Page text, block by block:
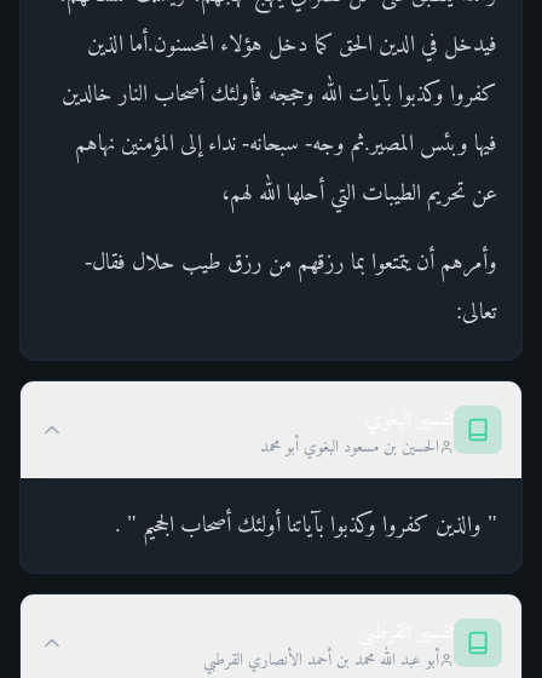
فيدخل في الدين الحق كما دخل هؤلاء المحسنون.أما الذين
كفروا وكذبوا بآيات الله وحججه فأولئك أصحاب النار خالدين
فيها وبئس المصير.ثم وجه- سبحانه- نداء إلى المؤمنين نهاهم
عن تحريم الطيبات التي أحلها الله لهم،
وأمرهم أن يتمتعوا بما رزقهم من رزق طيب حلال فقال-
تعالى:
الحسين بن مسعود البغوي أبو محمد
" والذين كفروا وكذبوا بآياتنا أولئك أصحاب الجحيم " .
أبو عبد الله محمد بن أحمد الأنصاري القرطبي